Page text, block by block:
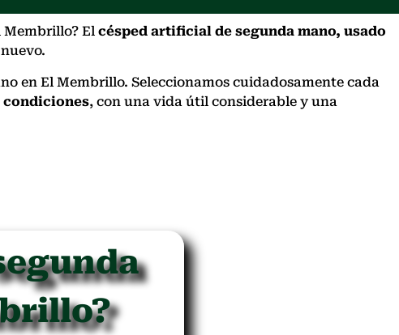
Membrillo? El césped artificial de segunda mano, usado
en El Membrillo. Seleccionamos cuidadosamente cada
condiciones, con una vida útil considerable y una